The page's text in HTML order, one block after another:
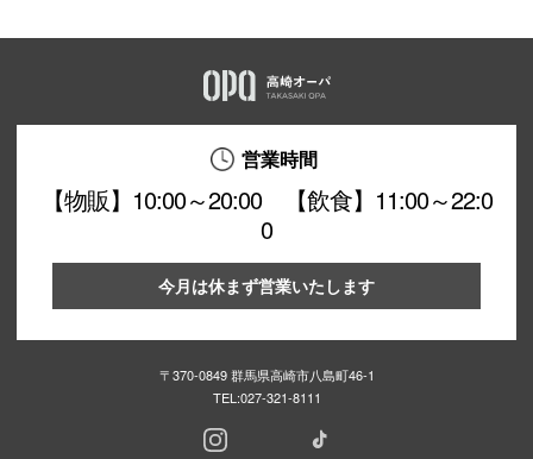
営業時間
【物販】10:00～20:00 【飲食】11:00～22:0
0
今月は休まず営業いたします
〒370-0849 群馬県高崎市八島町46-1
TEL:027-321-8111